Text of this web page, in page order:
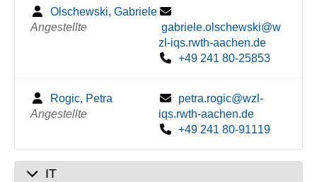
Olschewski, Gabriele
Angestellte
gabriele.olschewski@w
zl-iqs.rwth-aachen.de
+49 241 80-25853
Rogic, Petra
Angestellte
petra.rogic@wzl-
iqs.rwth-aachen.de
+49 241 80-91119
IT